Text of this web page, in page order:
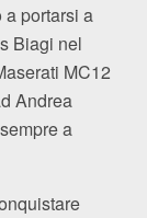
a portarsi a
Biagi nel
MC12
Andrea
a